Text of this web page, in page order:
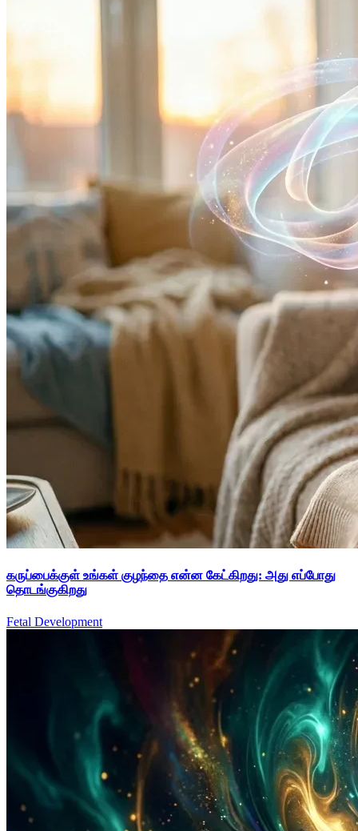
கருப்பைக்குள் உங்கள் குழந்தை என்ன கேட்கிறது: அது எப்போது
தொடங்குகிறது
Fetal Development